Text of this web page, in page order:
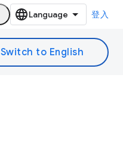
登入